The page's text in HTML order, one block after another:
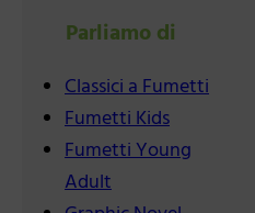
Parliamo di
Classici a Fumetti
Fumetti Kids
Fumetti Young
Adult